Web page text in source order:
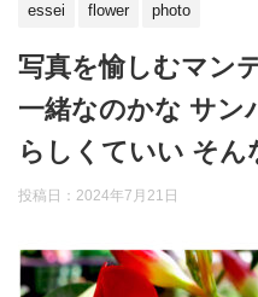
essei flower photo
写真を愉しむマン
一緒なのかな サン
らしくていい そん
投稿日： 2024年7月21日